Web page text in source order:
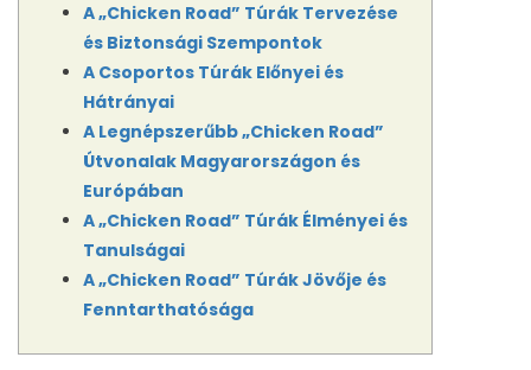
A „Chicken Road” Túrák Tervezése
és Biztonsági Szempontok
A Csoportos Túrák Előnyei és
Hátrányai
A Legnépszerűbb „Chicken Road”
Útvonalak Magyarországon és
Európában
A „Chicken Road” Túrák Élményei és
Tanulságai
A „Chicken Road” Túrák Jövője és
Fenntarthatósága